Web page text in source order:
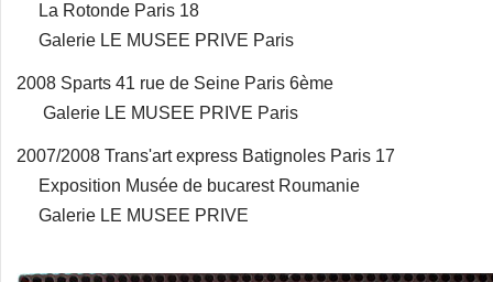
La Rotonde Paris 18
Galerie LE MUSEE PRIVE Paris
2008 Sparts 41 rue de Seine Paris 6ème
Galerie LE MUSEE PRIVE Paris
2007/2008 Trans'art express Batignoles Paris 17
Exposition Musée de bucarest Roumanie
Galerie LE MUSEE PRIVE